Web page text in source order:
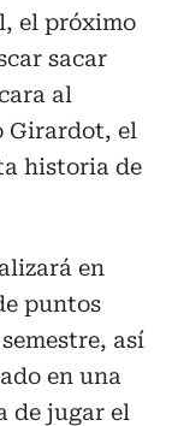
el próximo
sacar
al
Girardot, el
historia de
en
puntos
así
en una
de jugar el